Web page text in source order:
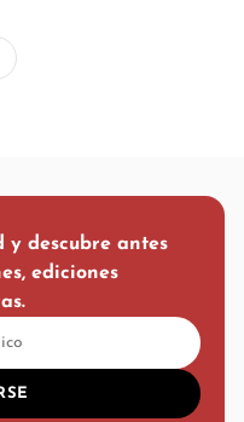
y descubre antes
ediciones